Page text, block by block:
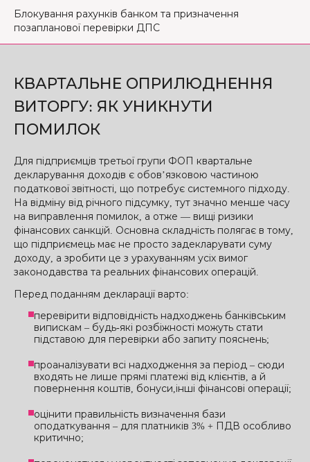
Блокування рахунків банком та призначення
позапланової перевірки ДПС
КВАРТАЛЬНЕ ОПРИЛЮДНЕННЯ
ВИТОРГУ: ЯК УНИКНУТИ
ПОМИЛОК
Для підприємців третьої групи ФОП квартальне
декларування доходів є обов’язковою частиною
податкової звітності, що потребує системного підходу.
На відміну від річного підсумку, тут значно менше часу
на виправлення помилок, а отже — вищі ризики
фінансових санкцій. Основна складність полягає в тому,
що підприємець має не просто задекларувати суму
доходу, а зробити це з урахуванням усіх вимог
законодавства та реальних фінансових операцій.
Перед поданням декларації варто:
перевірити відповідність надходжень банківським
випискам – будь-які розбіжності можуть стати
підставою для перевірки або запиту пояснень;
проаналізувати всі надходження за період – сюди
входять не лише прямі платежі від клієнтів, а й
повернення коштів, бонуси,інші фінансові операції;
оцінити правильність визначення бази
оподаткування – для платників 3% + ПДВ особливо
критично;